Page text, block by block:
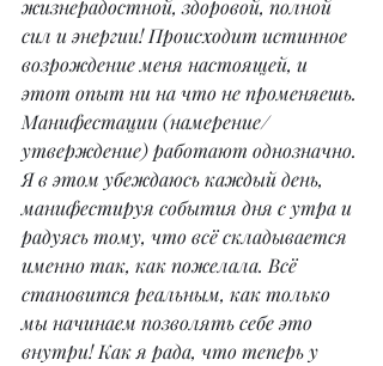
жизнерадостной, здоровой, полной
сил и энергии! Происходит истинное
возрождение меня настоящей, и
этот опыт ни на что не променяешь.
Манифестации (намерение/
утверждение) работают однозначно.
Я в этом убеждаюсь каждый день,
манифестируя события дня с утра и
радуясь тому, что всё складывается
именно так, как пожелала. Всё
становится реальным, как только
мы начинаем позволять себе это
внутри! Как я рада, что теперь у